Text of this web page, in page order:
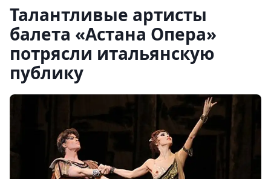
Талантливые артисты
балета «Астана Опера»
потрясли итальянскую
публику